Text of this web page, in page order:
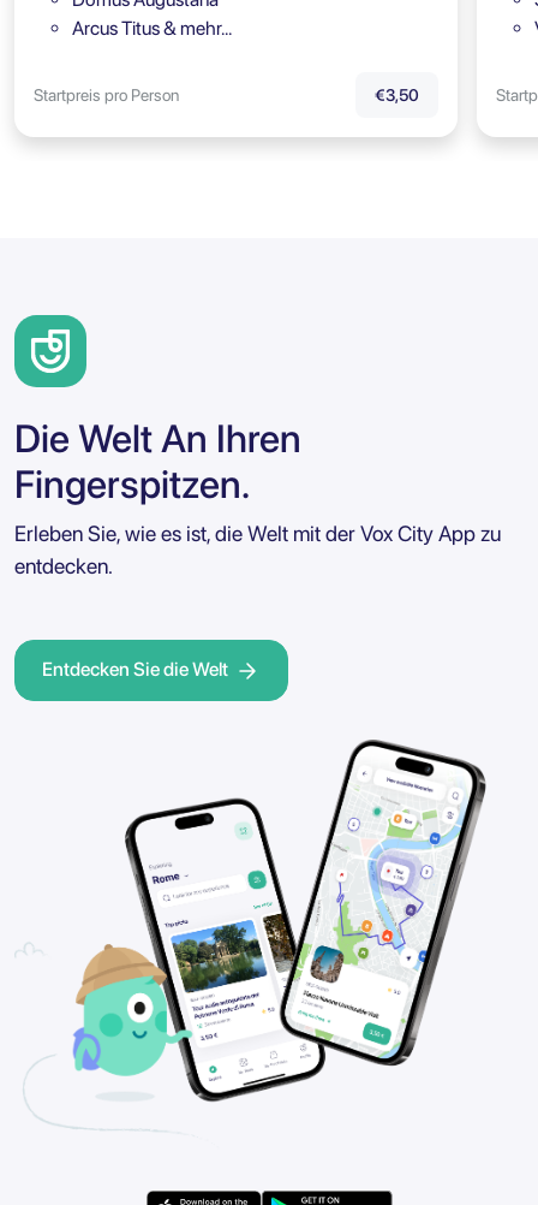
Arcus Titus & mehr…
Startpreis pro Person €3,50
Die Welt An Ihren
Fingerspitzen.
Erleben Sie, wie es ist, die Welt mit der Vox City App zu
entdecken.
Entdecken Sie die Welt